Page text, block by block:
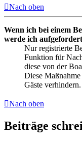
Nach oben
Wenn ich bei einem
werde ich
Nur registrierte
Funktion für
diese von der
Diese
Gäste verhindern.
Nach oben
Beiträge